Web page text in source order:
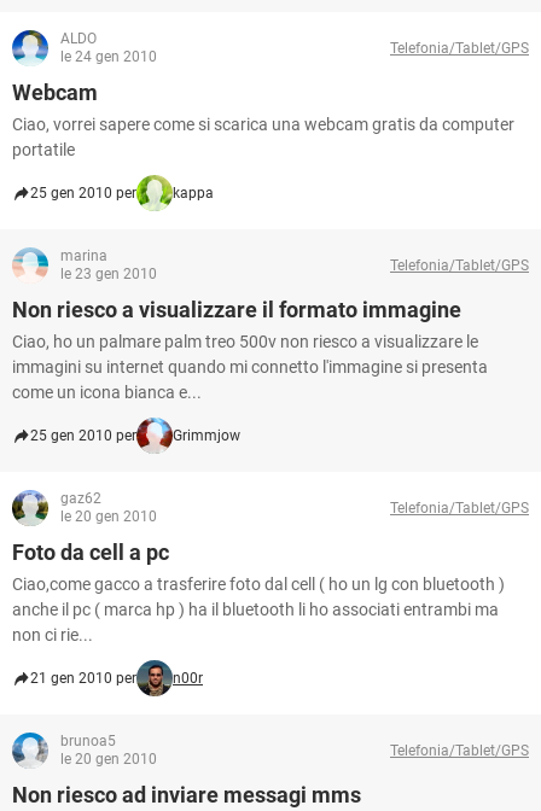
ALDO
le 24 gen 2010
Telefonia/Tablet/GPS
Webcam
Ciao, vorrei sapere come si scarica una webcam gratis da computer
portatile
25 gen 2010 per kappa
marina
le 23 gen 2010
Telefonia/Tablet/GPS
Non riesco a visualizzare il formato immagine
Ciao, ho un palmare palm treo 500v non riesco a visualizzare le
immagini su internet quando mi connetto l'immagine si presenta
come un icona bianca e...
25 gen 2010 per Grimmjow
gaz62
le 20 gen 2010
Telefonia/Tablet/GPS
Foto da cell a pc
Ciao,come gacco a trasferire foto dal cell ( ho un lg con bluetooth )
anche il pc ( marca hp ) ha il bluetooth li ho associati entrambi ma
non ci rie...
21 gen 2010 per n00r
brunoa5
le 20 gen 2010
Telefonia/Tablet/GPS
Non riesco ad inviare messagi mms